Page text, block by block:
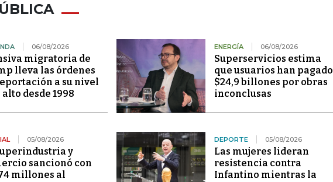
06/08/2026
migratoria de
lleva las órdenes
a su nivel
alto desde 1998
ENERGÍA 06/08/2026
Superservicios estima
que usuarios han pagado
$24,9 billones por obras
inconclusas
05/08/2026
y
sancionó con
millones al
DEPORTE 05/08/2026
Las mujeres lideran
resistencia contra
Infantino mientras la